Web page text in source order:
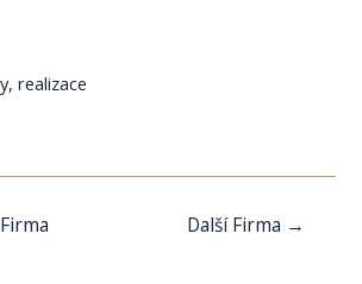
realizace
Další Firma →